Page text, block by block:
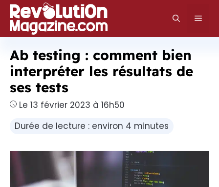
Aller
au
contenu
Ab testing : comment bien
interpréter les résultats de
ses tests
Le 13 février 2023 à 16h50
Durée de lecture : environ 4 minutes